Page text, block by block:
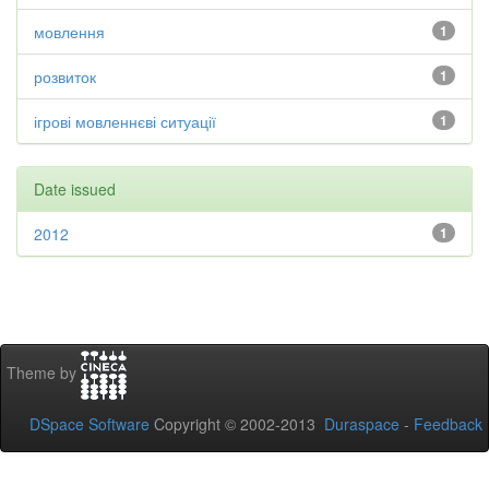
1
мовлення
1
розвиток
1
ігрові мовленнєві ситуації
Date issued
1
2012
Theme by
DSpace Software Copyright © 2002-2013 Duraspace - Feedback